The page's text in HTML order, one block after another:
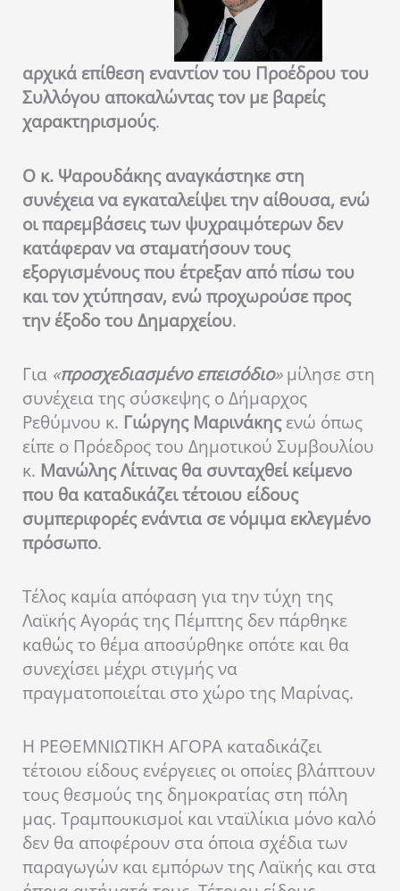
αρχικά επίθεση εναντίον του Προέδρου του
Συλλόγου αποκαλώντας τον με βαρείς
χαρακτηρισμούς.
Ο κ. Ψαρουδάκης αναγκάστηκε στη
συνέχεια να εγκαταλείψει την αίθουσα, ενώ
οι παρεμβάσεις των ψυχραιμότερων δεν
κατάφεραν να σταματήσουν τους
εξοργισμένους που έτρεξαν από πίσω του
και τον χτύπησαν, ενώ προχωρούσε προς
την έξοδο του Δημαρχείου.
Για «προσχεδιασμένο επεισόδιο»μίλησε στη
συνέχεια της σύσκεψης ο Δήμαρχος
Ρεθύμνου κ. Γιώργης Μαρινάκηςενώ όπως
είπε ο Πρόεδρος του Δημοτικού Συμβουλίου
κ. ΜανώληςΛίτινας θα συνταχθεί κείμενο
που θα καταδικάζει τέτοιου είδους
συμπεριφορές ενάντια σε νόμιμα εκλεγμένο
πρόσωπο.
Τέλος καμία απόφαση για την τύχη της
Λαϊκής Αγοράς της Πέμπτης δεν πάρθηκε
καθώς το θέμα αποσύρθηκε οπότε και θα
συνεχίσει μέχρι στιγμής να
πραγματοποιείται στο χώρο της Μαρίνας.
Η ΡΕΘΕΜΝΙΩΤΙΚΗ ΑΓΟΡΑ καταδικάζει
τέτοιου είδους ενέργειες οι οποίες βλάπτουν
τους θεσμούς της δημοκρατίας στη πόλη
μας. Τραμπουκισμοί και νταϊλίκια μόνο καλό
δεν θα αποφέρουν στα όποια σχέδια των
παραγωγών και εμπόρων της Λαϊκής και στα